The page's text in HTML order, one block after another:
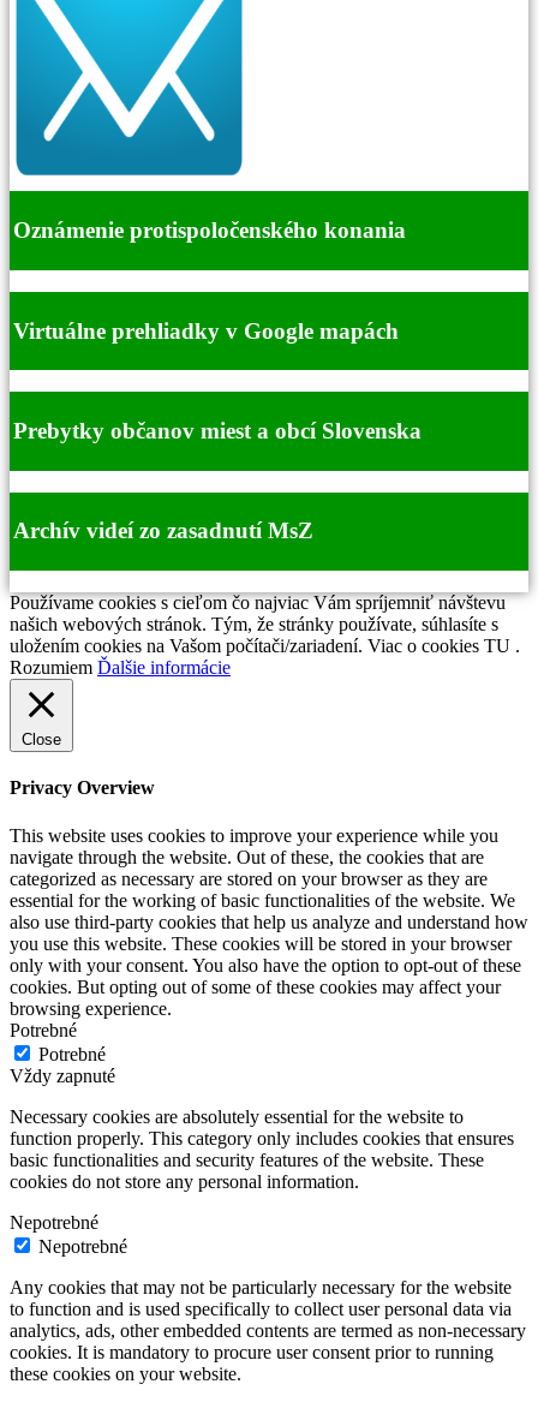
Oznámenie protispoločenského konania
Virtuálne prehliadky v Google mapách
Prebytky občanov miest a obcí Slovenska
Archív videí zo zasadnutí MsZ
Používame cookies s cieľom čo najviac Vám spríjemniť návštevu
našich webových stránok. Tým, že stránky používate, súhlasíte s
uložením cookies na Vašom počítači/zariadení. Viac o cookies TU .
Rozumiem Ďalšie informácie
Close
Privacy Overview
This website uses cookies to improve your experience while you
navigate through the website. Out of these, the cookies that are
categorized as necessary are stored on your browser as they are
essential for the working of basic functionalities of the website. We
also use third-party cookies that help us analyze and understand how
you use this website. These cookies will be stored in your browser
only with your consent. You also have the option to opt-out of these
cookies. But opting out of some of these cookies may affect your
browsing experience.
Potrebné
Potrebné
Vždy zapnuté
Necessary cookies are absolutely essential for the website to
function properly. This category only includes cookies that ensures
basic functionalities and security features of the website. These
cookies do not store any personal information.
Nepotrebné
Nepotrebné
Any cookies that may not be particularly necessary for the website
to function and is used specifically to collect user personal data via
analytics, ads, other embedded contents are termed as non-necessary
cookies. It is mandatory to procure user consent prior to running
these cookies on your website.